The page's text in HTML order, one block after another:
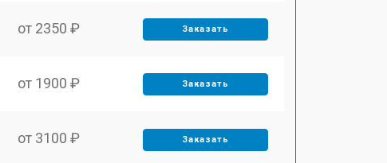
от 2350 ₽ Заказать
от 1900 ₽ Заказать
от 3100 ₽ Заказать